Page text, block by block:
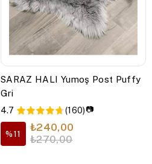
SARAZ HALI Yumoş Post Puffy
Gri
4.7 (160) 📷
%11
₺240,00
₺270,00